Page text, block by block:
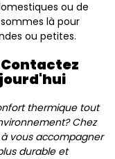
ou de
là pour
ou petites.
thermique tout
Chez
vous accompagner
durable et